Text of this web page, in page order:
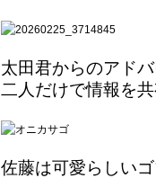
太田君からのアド
二人だけで情報を
佐藤は可愛らしい